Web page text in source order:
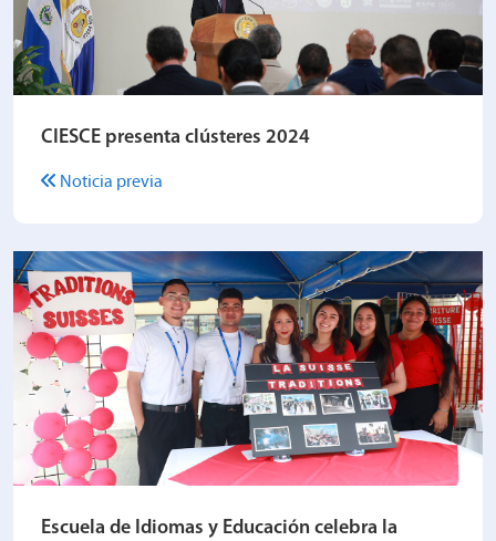
CIESCE presenta clústeres 2024
Noticia previa
Escuela de Idiomas y Educación celebra la